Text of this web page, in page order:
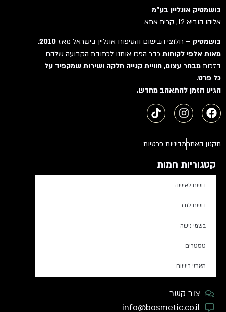
בושמטיק אונליין בע"מ
אליהו הנביא 12, קרית אתא
בושמטיק –חלוצי הבישום והטיפוח אונליין בישראל מאז2010
.
מאות אלפי לקוחותכבר הפכו אותנו לכתובת הקבועה שלהם –
בזכותמבחר עצום, חוויית קנייה חלקה ושירות שמקפיד על
כל פרט.
הגיע הזמן להתאהב מחדש.
תקנון האתרמדיניות פרטיות
קטגוריות חמות
בושם לאישה
בושם לגבר
בשמי נישה
טסטרים
מארזי בישום
צור קשר
info@bosmetic.co.il